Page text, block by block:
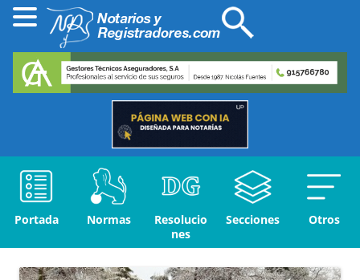
Portada Normas
Resolucio
nes
Secciones Otros